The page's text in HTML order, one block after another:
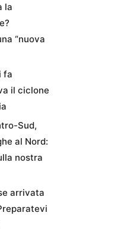
la
“nuova
fa
il ciclone
Sud,
al Nord:
nostra
arrivata